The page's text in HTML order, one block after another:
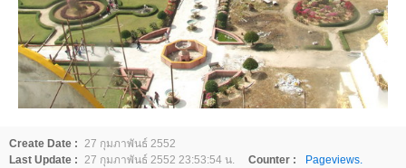
Create Date : 27 กุมภาพันธ์ 2552
Last Update : 27 กุมภาพันธ์ 2552 23:53:54 น. Counter :
Pageviews.